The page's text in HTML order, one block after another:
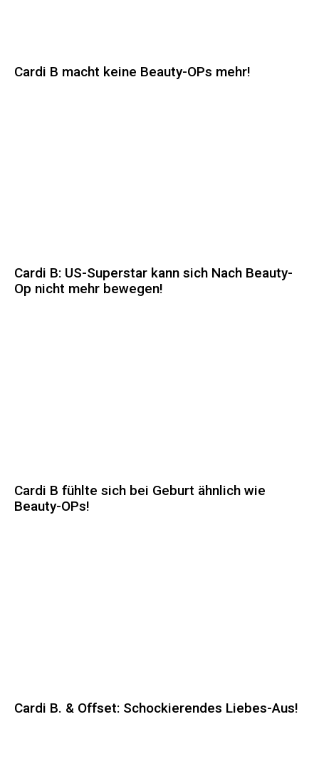
Cardi B macht keine Beauty-OPs mehr!
Cardi B: US-Superstar kann sich Nach Beauty-
Op nicht mehr bewegen!
Cardi B fühlte sich bei Geburt ähnlich wie
Beauty-OPs!
Cardi B. & Offset: Schockierendes Liebes-Aus!